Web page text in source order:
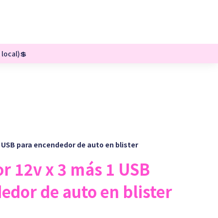
para encendedor de auto en blister
12v x 3 más 1 USB
de auto en blister